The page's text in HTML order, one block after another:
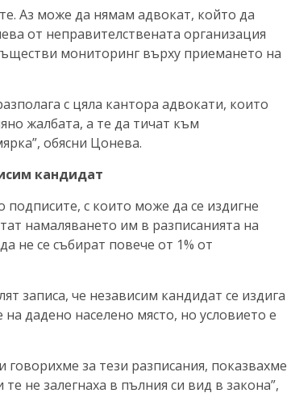
Аз може да нямам адвокат, който да
от неправителствената организация
мониторинг върху приемането на
с цяла кантора адвокати, които
жалбата, а те да тичат към
обясни Цонева.
кандидат
с които може да се издигне
намаляването им в разписанията на
не се събират повече от 1% от
записа, че независим кандидат се издига
дадено населено място, но условието е
за тези разписания, показвахме
не залегнаха в пълния си вид в закона”,